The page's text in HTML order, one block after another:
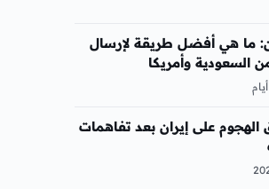
ما هي أفضل طريقة لإرسال
السعودية وأمريكا
الهجوم على إيران بعد تفاهمات